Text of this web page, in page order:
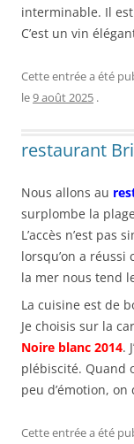
interminable. Il
C’est un vin
Cette entrée a été
le9 août 2025 .
restaurant
Nous allons au
surplombe la
L’accès n’est pas
lorsqu’on a
la mer nous tend
La cuisine est de
Je choisis sur la
Noire blanc 2014.
plébiscité. Quand
peu d’émotion,
Cette entrée a été